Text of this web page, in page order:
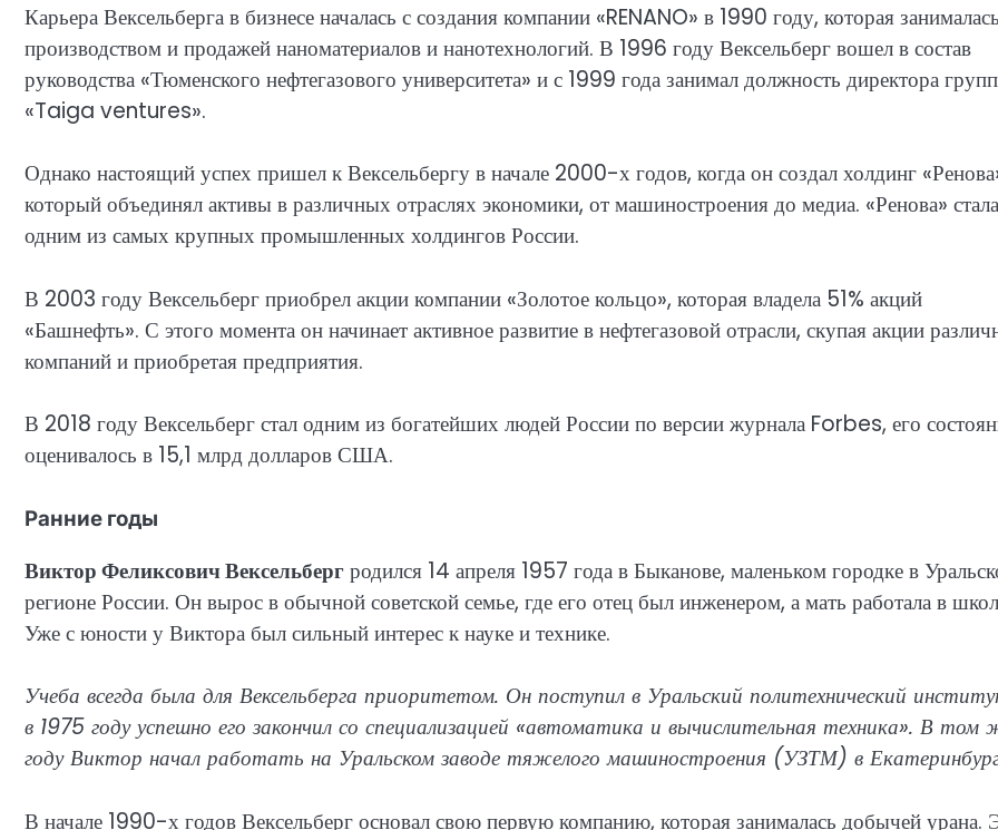
Карьера Вексельберга в бизнесе началась с создания компании «RENANO» в 1990 году, которая занималась
производством и продажей наноматериалов и нанотехнологий. В 1996 году Вексельберг вошел в состав
руководства «Тюменского нефтегазового университета» и с 1999 года занимал должность директора
«Taiga ventures».
Однако настоящий успех пришел к Вексельбергу в начале 2000-х годов, когда он создал холдинг
который объединял активы в различных отраслях экономики, от машиностроения до медиа. «Ренова» стала
одним из самых крупных промышленных холдингов России.
В 2003 году Вексельберг приобрел акции компании «Золотое кольцо», которая владела 51% акций
«Башнефть». С этого момента он начинает активное развитие в нефтегазовой отрасли, скупая акции
компаний и приобретая предприятия.
В 2018 году Вексельберг стал одним из богатейших людей России по версии журнала Forbes, его
оценивалось в 15,1 млрд долларов США.
Ранние годы
Виктор Феликсович Вексельбергродился 14 апреля 1957 года в Быканове, маленьком городке в
регионе России. Он вырос в обычной советской семье, где его отец был инженером, а мать работала в
Уже с юности у Виктора был сильный интерес к науке и технике.
Учеба всегда была для Вексельберга приоритетом. Он поступил в Уральский политехнический
в 1975 году успешно его закончил со специализацией «автоматика и вычислительная техника». В том
году Виктор начал работать на Уральском заводе тяжелого машиностроения (УЗТМ) в
В начале 1990-х годов Вексельберг основал свою первую компанию, которая занималась добычей урана.